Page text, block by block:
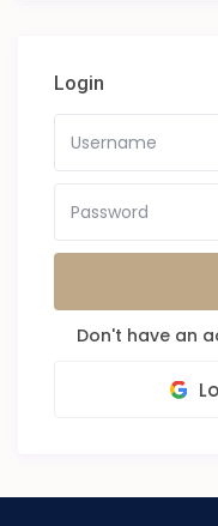
Login
Don't have an